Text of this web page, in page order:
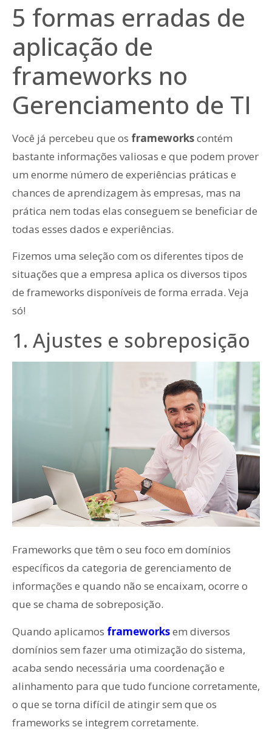
5 formas erradas de
aplicação de
frameworks no
Gerenciamento de TI
Você já percebeu que os frameworkscontém
bastante informações valiosas e que podem prover
um enorme número de experiências práticas e
chances de aprendizagem às empresas, mas na
prática nem todas elas conseguem se beneficiar de
todas esses dados e experiências.
Fizemos uma seleção com os diferentes tipos de
situações que a empresa aplica os diversos tipos
de frameworks disponíveis de forma errada. Veja
só!
1. Ajustes e sobreposição
Frameworks que têm o seu foco em domínios
específicos da categoria de gerenciamento de
informações e quando não se encaixam, ocorre o
que se chama de sobreposição.
Quando aplicamos frameworksem diversos
domínios sem fazer uma otimização do sistema,
acaba sendo necessária uma coordenação e
alinhamento para que tudo funcione corretamente,
o que se torna difícil de atingir sem que os
frameworks se integrem corretamente.